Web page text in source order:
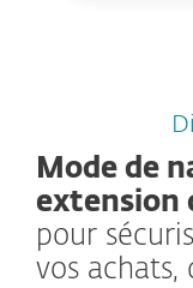
Mode de
extension
pour
vos achats,